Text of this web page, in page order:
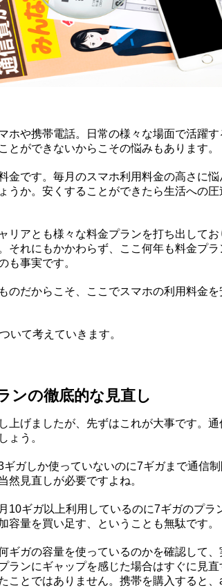
ホや携帯電話。日常の様々な場面で活躍
とができないからこその悩みもあります。
金です。毎月のスマホ利用料金の高さに
うか。安くすることができたら生活への
リアとも様々な料金プランを打ち出して
それにもかかわらず、ここ何年も料金プ
も事実です。
のだからこそ、ここでスマホの利用料金
いて考えていきます。
ンの徹底的な見直し
上げましたが、先ずはこれが大事です。
ょう。
ギガしか使っていないのに7ギガまで通信
然見直しが必要ですよね。
10ギガ以上利用しているのに7ギガのプラ
容量を買い足す、ということも無駄です。
ギガの容量を使っているのかを確認して
ランにギャップを感じた場合はすぐに見
ことではありません。携帯を購入すると